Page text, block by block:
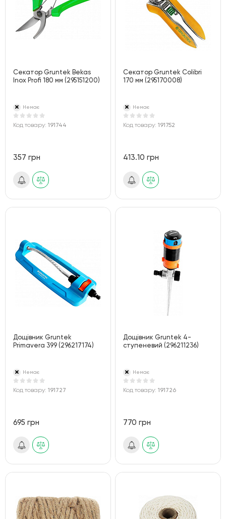
Секатор Gruntek Bekas
Inox Profi 180 мм (295151200)
Немає
Код товару: 191744
357 грн
Секатор Gruntek Colibri
170 мм (295170008)
Немає
Код товару:191752
413.10 грн
Дощівник Gruntek
Primavera 399 (296217174)
Немає
Код товару: 191727
695 грн
Дощівник Gruntek 4-
ступеневий (296211236)
Немає
Код товару:191726
770 грн